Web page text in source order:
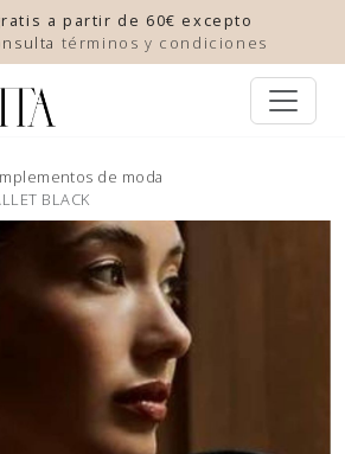
a partir de 60€ excepto
términos y condiciones
de moda
BLACK